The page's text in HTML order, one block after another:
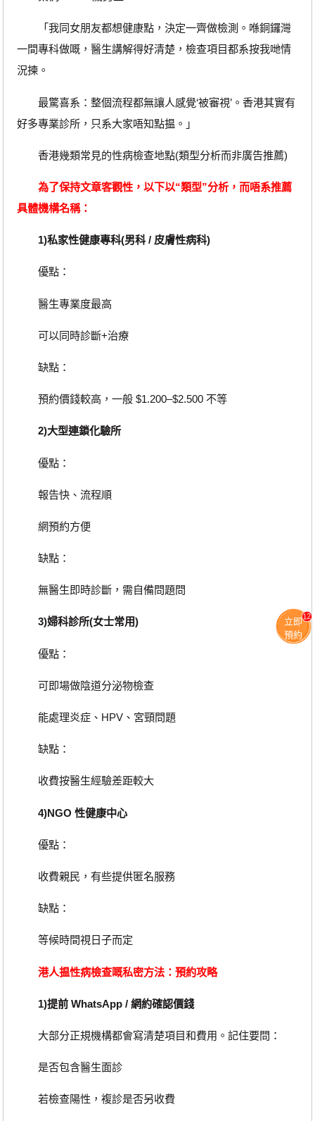
「我同女朋友都想健康點，決定一齊做檢測。喺銅鑼灣
一間專科做嘅，醫生講解得好清楚，檢查項目都系按我哋情
況揀。
最驚喜系：整個流程都無讓人感覺‘被審視’。香港其實有
好多專業診所，只系大家唔知點揾。」
香港幾類常見的性病檢查地點(類型分析而非廣告推薦)
為了保持文章客觀性，以下以“類型”分析，而唔系推薦
具體機構名稱：
1)私家性健康專科(男科 / 皮膚性病科)
優點：
醫生專業度最高
可以同時診斷+治療
缺點：
預約價錢較高，一般 $1.200–$2.500 不等
2)大型連鎖化驗所
優點：
報告快、流程順
網預約方便
缺點：
無醫生即時診斷，需自備問題問
3)婦科診所(女士常用)
優點：
可即場做陰道分泌物檢查
能處理炎症、HPV、宮頸問題
缺點：
收費按醫生經驗差距較大
4)NGO 性健康中心
優點：
收費親民，有些提供匿名服務
缺點：
等候時間視日子而定
港人揾性病檢查嘅私密方法：預約攻略
1)提前 WhatsApp / 網約確認價錢
大部分正規機構都會寫清楚項目和費用。記住要問：
是否包含醫生面診
若檢查陽性，複診是否另收費
立即
預約
12